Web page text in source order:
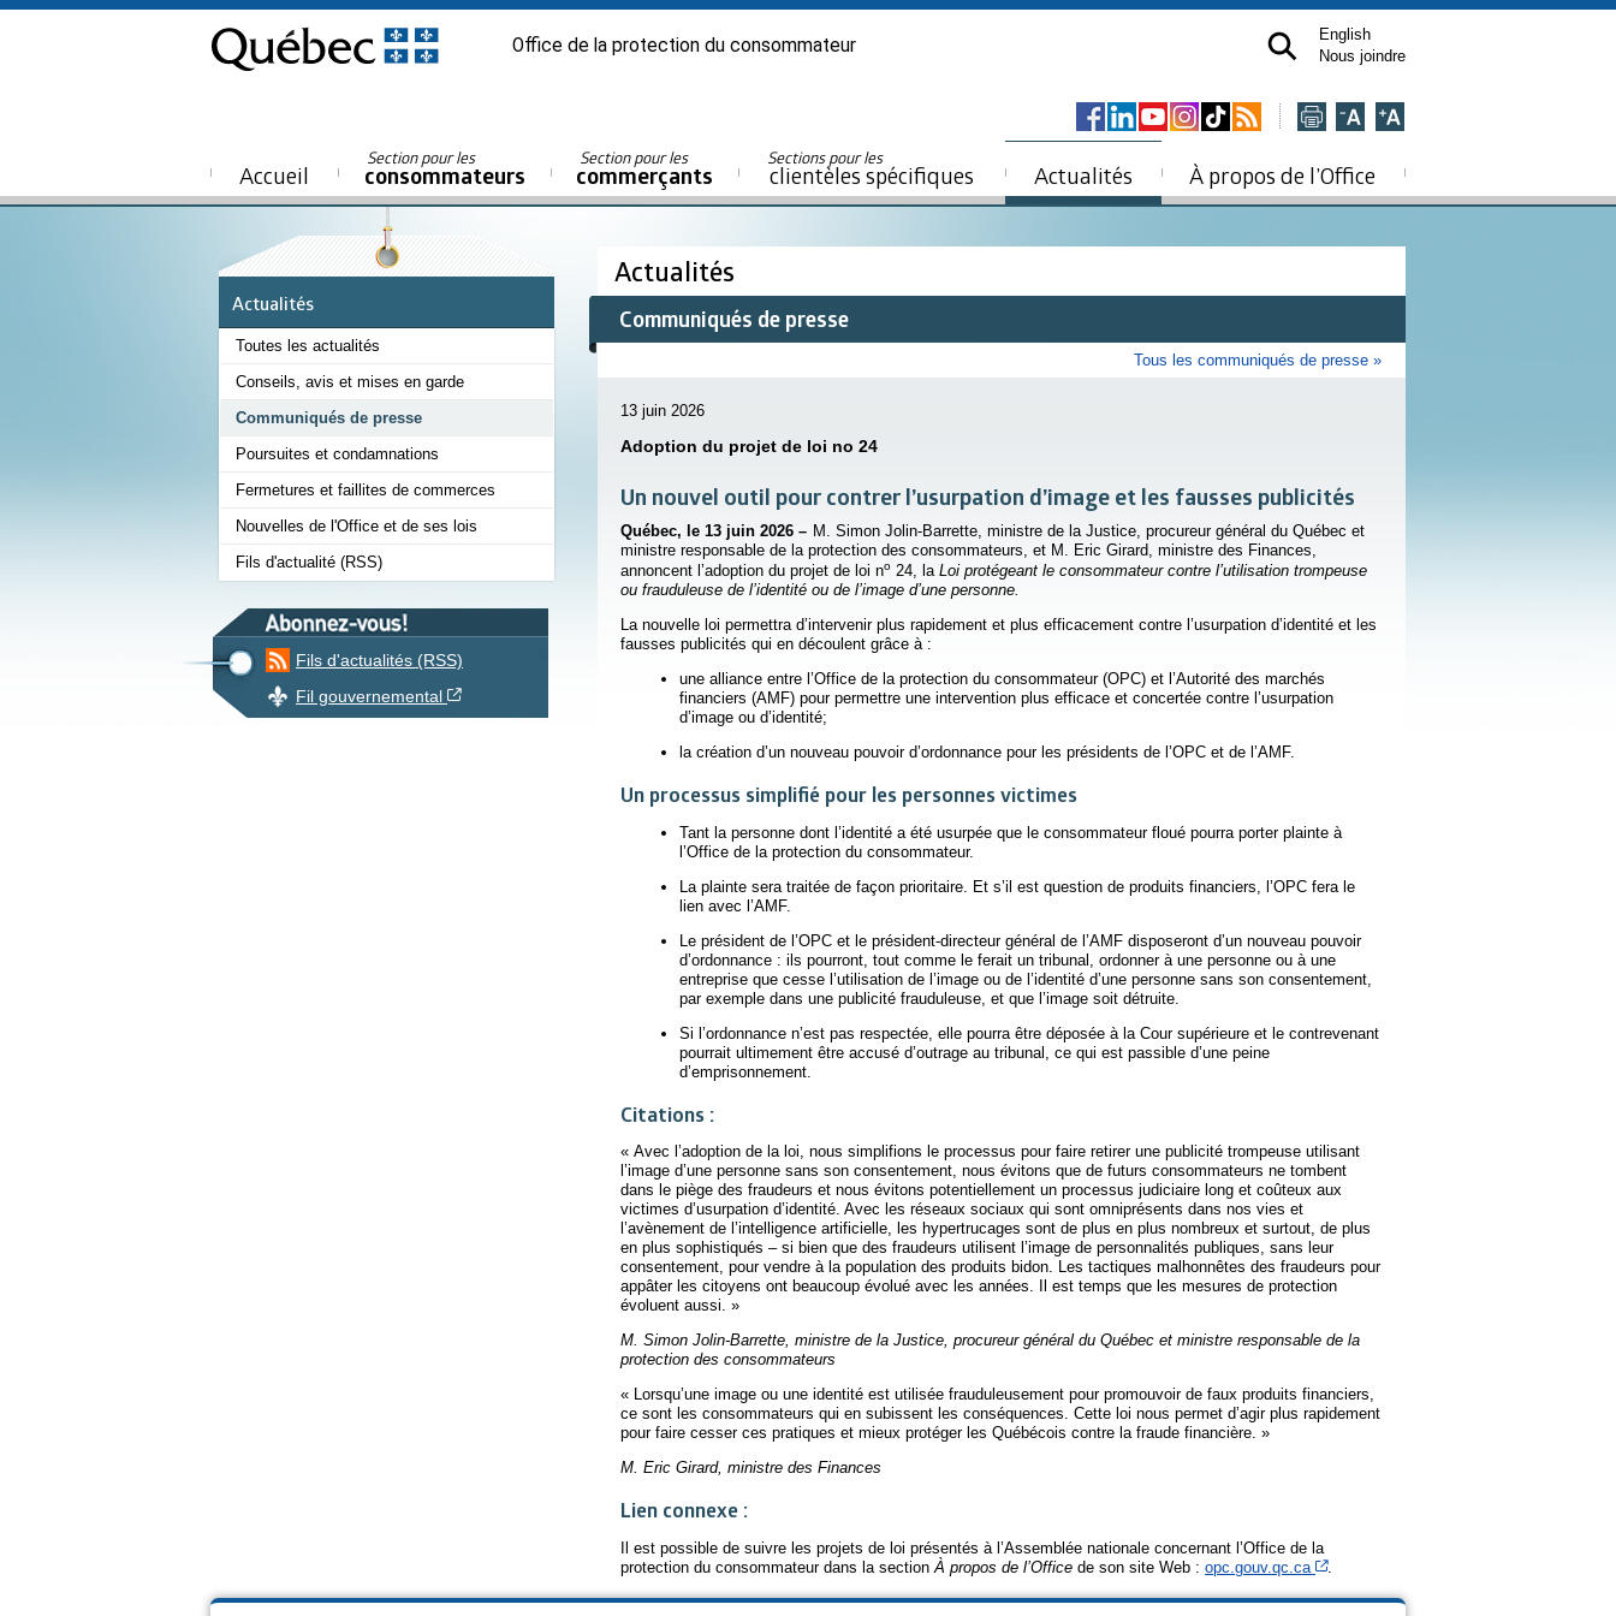
Office de la protection du consommateur
English
Nous joindre
Accueil
Section pour les
consommateurs
Section pour les
commerçants
Sections pour les
clientèles spécifiques Actualités À propos de l’Office
Actualités
Toutes les actualités
Conseils, avis et mises en garde
Communiqués de presse
Poursuites et condamnations
Fermetures et faillites de commerces
Nouvelles de l'Office et de ses lois
Fils d'actualité (RSS)
Fils d'actualités (RSS)
Fil gouvernemental
Cet hyperlien s’ouvrira dans une nouvelle fenêtre
Actualités
Communiqués de presse
Tous les communiqués de presse »
13 juin 2026
Adoption du projet de loi no 24
Un nouvel outil pour contrer l’usurpation d’image et les fausses publicités
Québec, le 13 juin 2026 – M. Simon Jolin-Barrette, ministre de la Justice, procureur général du Québec et
ministre responsable de la protection des consommateurs, et M. Eric Girard, ministre des Finances,
annoncent l’adoption du projet de loi no 24, laLoi protégeant le consommateur contre l’utilisation trompeuse
ou frauduleuse de l’identité ou de l’image d’une personne.
La nouvelle loi permettra d’intervenir plus rapidement et plus efficacement contre l’usurpation d’identité et les
fausses publicités qui en découlent grâce à :
une alliance entre l’Office de la protection du consommateur (OPC) et l’Autorité des marchés
financiers (AMF) pour permettre une intervention plus efficace et concertée contre l’usurpation
d’image ou d’identité;
la création d’un nouveau pouvoir d’ordonnance pour les présidents de l’OPC et de l’AMF.
Un processus simplifié pour les personnes victimes
Tant la personne dont l’identité a été usurpée que le consommateur floué pourra porter plainte à
l’Office de la protection du consommateur.
La plainte sera traitée de façon prioritaire. Et s’il est question de produits financiers, l’OPC fera le
lien avec l’AMF.
Le président de l’OPC et le président-directeur général de l’AMF disposeront d’un nouveau pouvoir
d’ordonnance : ils pourront, tout comme le ferait un tribunal, ordonner à une personne ou à une
entreprise que cesse l’utilisation de l’image ou de l’identité d’une personne sans son consentement,
par exemple dans une publicité frauduleuse, et que l’image soit détruite.
Si l’ordonnance n’est pas respectée, elle pourra être déposée à la Cour supérieure et le contrevenant
pourrait ultimement être accusé d’outrage au tribunal, ce qui est passible d’une peine
d’emprisonnement.
Citations :
« Avec l’adoption de la loi, nous simplifions le processus pour faire retirer une publicité trompeuse utilisant
l’image d’une personne sans son consentement, nous évitons que de futurs consommateurs ne tombent
dans le piège des fraudeurs et nous évitons potentiellement un processus judiciaire long et coûteux aux
victimes d’usurpation d’identité. Avec les réseaux sociaux qui sont omniprésents dans nos vies et
l’avènement de l’intelligence artificielle, les hypertrucages sont de plus en plus nombreux et surtout, de plus
en plus sophistiqués – si bien que des fraudeurs utilisent l’image de personnalités publiques, sans leur
consentement, pour vendre à la population des produits bidon. Les tactiques malhonnêtes des fraudeurs pour
appâter les citoyens ont beaucoup évolué avec les années. Il est temps que les mesures de protection
évoluent aussi. »
M. Simon Jolin-Barrette, ministre de la Justice, procureur général du Québec et ministre responsable de la
protection des consommateurs
« Lorsqu’une image ou une identité est utilisée frauduleusement pour promouvoir de faux produits financiers,
ce sont les consommateurs qui en subissent les conséquences. Cette loi nous permet d’agir plus rapidement
pour faire cesser ces pratiques et mieux protéger les Québécois contre la fraude financière. »
M. Eric Girard, ministre des Finances
Lien connexe :
Il est possible de suivre les projets de loi présentés à l’Assemblée nationale concernant l’Office de la
protection du consommateur dans la section À propos de l’Office de son site Web : opc.gouv.qc.ca Cet hyperlien s’ouvrira dans une
.